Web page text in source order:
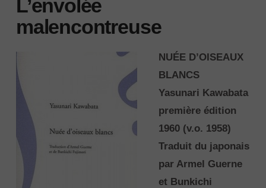
L’envolée
malencontreuse
NUÉE D’OISEAUX
BLANCS
Yasunari Kawabata
première édition
1960 (v.o. 1958)
Traduit du japonais
par Armel Guerne
et Bunkichi